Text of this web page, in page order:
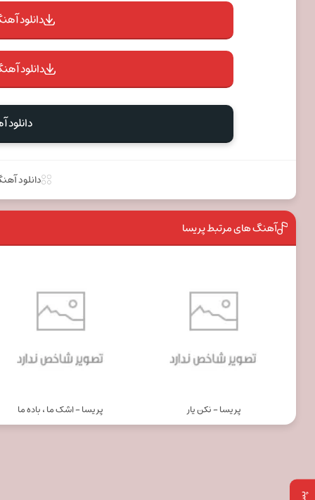
دانلود
دانلود
دانلود
آهنگ های مرتبط پریسا
پریسا - نکن یار پریسا - اشک ما ، باده ما